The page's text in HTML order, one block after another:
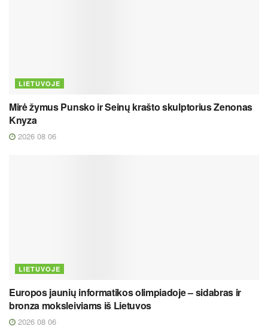
LIETUVOJE
Mirė žymus Punsko ir Seinų krašto skulptorius Zenonas
Knyza
2026 08 06
LIETUVOJE
Europos jaunių informatikos olimpiadoje – sidabras ir
bronza moksleiviams iš Lietuvos
2026 08 06